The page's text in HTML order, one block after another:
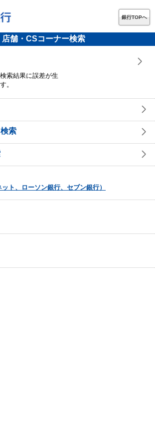
銀行TOPへ
店舗・CSコーナー検索
索結果に誤差が生
。
索
ト、ローソン銀行、セブン銀行）